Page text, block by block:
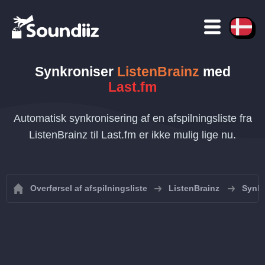
Synkroniser ListenBrainz med
Last.fm
Automatisk synkronisering af en afspilningsliste fra
ListenBrainz til Last.fm er ikke mulig lige nu.
Overførsel af afspilningsliste ListenBrainz